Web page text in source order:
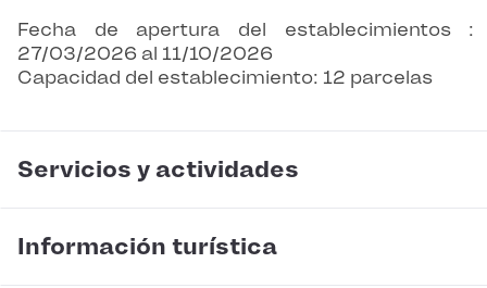
Fecha de apertura del establecimientos :
27/03/2026 al 11/10/2026
Capacidad del establecimiento: 12 parcelas
Servicios y actividades
Información turística